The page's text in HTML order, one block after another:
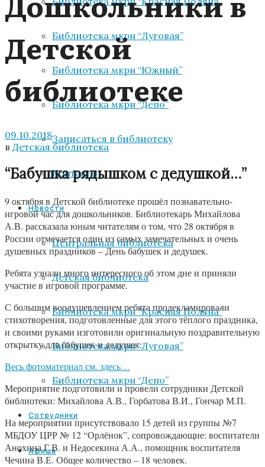
Библиотека мкрн “Луговая”
Библиотека мкрн “Южный”
Библиотека мкрн “Депо”
Записаться в библиотеку
Контакты
Новости
Центральная библиотека
Детская библиотека
Библиотека мкрн “Красная Поляна”
Библиотека мкрн “Луговая”
Библиотека мкрн “Депо”
Сотрудники
Афиша
Детской
библиотеке
09.10.2018
в Детская библиотека
“Бабушка рядышком с дедушкой…”
9 октября в Детской библиотеке прошёл познавательно-
игровой час для дошкольников. Библиотекарь Михайлова
А.В. рассказала юным читателям о том, что 28 октября в
России отмечается один из самых замечательных и очень
душевных праздников – День бабушек и дедушек.
Ребята узнали много интересного об этом дне и приняли
участие в игровой программе.
С большим воодушевлением ребята продекламировали
стихотворения, подготовленные для этого тёплого праздника,
и своими руками изготовили оригинальную поздравительную
открытку для бабушек и дедушек.
Весь фотоматериал см. здесь…
Мероприятие подготовили и провели сотрудники Детской
библиотеки: Михайлова А.В., Горбатова В.И., Гончар М.П.
На мероприятии присутствовало 15 детей из группы №7
МБДОУ ЦРР № 12 “Орлёнок”, сопровождающие: воспитатели
Анохина Г.В. и Недосекина А.А., помощник воспитателя
Чечина В.Е. Общее количество – 18 человек.